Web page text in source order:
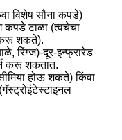
विशेष सौना कपडे)
कपडे टाळा (त्वचेचा
करू शकते).
रिंग्ज)-दूर-इन्फ्रारेड
करू शकतात.
होऊ शकते) किंवा